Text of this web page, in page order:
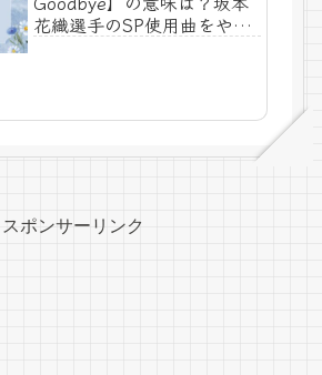
花織選手のSP使用曲をやさ
スポンサーリンク